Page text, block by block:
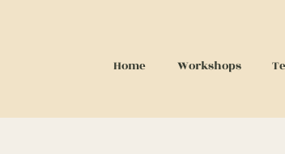
Home Workshops